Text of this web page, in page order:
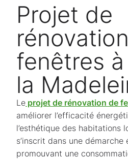
Projet de
fenêtres
la
Le projet de rénovation de
améliorer l’efficacité
l’esthétique des habitations
s’inscrit dans une démarche
promouvant une